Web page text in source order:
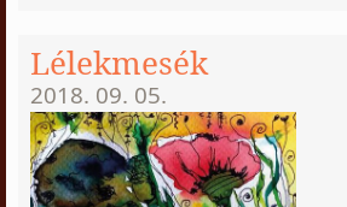
Lélekmesék
2018. 09. 05.